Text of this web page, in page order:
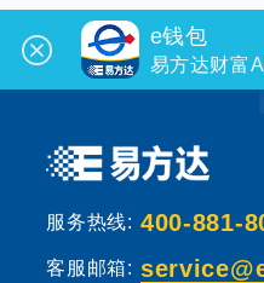
e钱包
易方达财富
服务热线: 400-881-
客服邮箱: